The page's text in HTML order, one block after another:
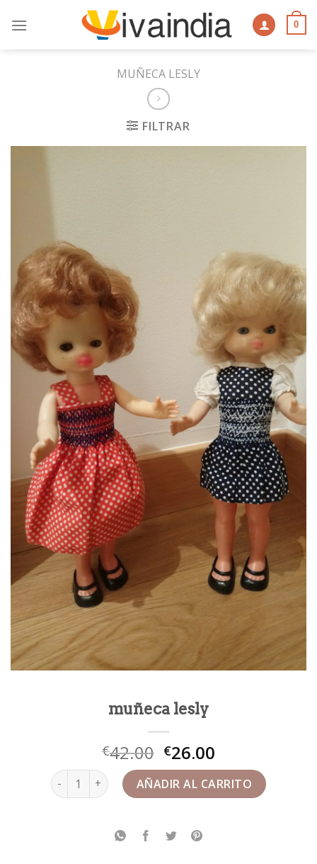
0
MUÑECA LESLY
FILTRAR
muñeca lesly
€42.00 €26.00
muñeca lesly cantidadAÑADIR AL CARRITO